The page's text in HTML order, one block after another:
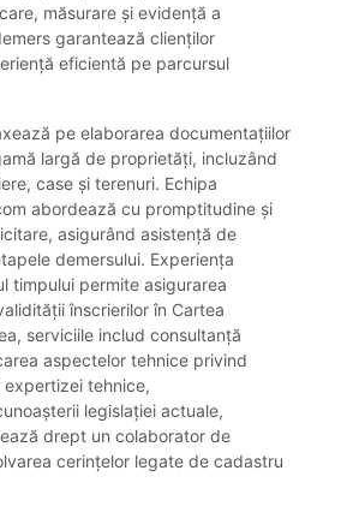
măsurare și evidență a
garantează clienților
eficientă pe parcursul
pe elaborarea documentațiilor
largă de proprietăți, incluzând
case și terenuri. Echipa
abordează cu promptitudine și
asigurând asistență de
demersului. Experiența
timpului permite asigurarea
înscrierilor în Cartea
serviciile includ consultanță
aspectelor tehnice privind
tehnice,
legislației actuale,
drept un colaborator de
cerințelor legate de cadastru